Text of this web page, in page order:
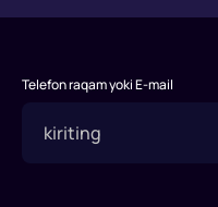
olingan.
1980-
Telefon raqam yoki E-mail